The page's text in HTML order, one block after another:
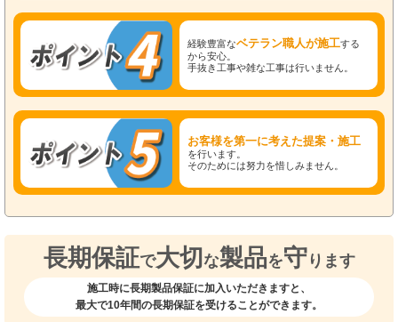
経験豊富なベテラン職人が施工する
から安心。
手抜き工事や雑な工事は行いません。
お客様を第一に考えた提案・施工
を行います。
そのためには努力を惜しみません。
長期保証で大切 な製品を守 ります
施工時に長期製品保証に加入いただきますと、
最大で10年間の長期保証を受けることができます。